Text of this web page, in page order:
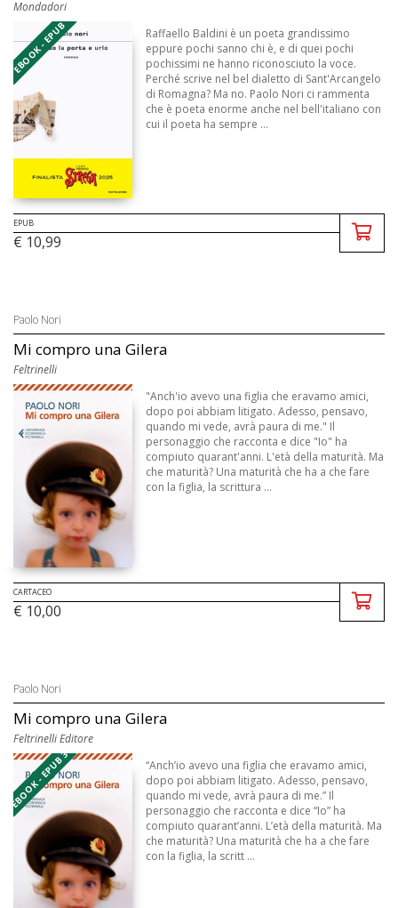
Mondadori
EBOOK - EPUB
Raffaello Baldini è un poeta grandissimo
eppure pochi sanno chi è, e di quei pochi
pochissimi ne hanno riconosciuto la voce.
Perché scrive nel bel dialetto di Sant'Arcangelo
di Romagna? Ma no. Paolo Nori ci rammenta
che è poeta enorme anche nel bell'italiano con
cui il poeta ha sempre ...
EPUB
€ 10,99
Paolo Nori
Mi compro una Gilera
Feltrinelli
"Anch'io avevo una figlia che eravamo amici,
dopo poi abbiam litigato. Adesso, pensavo,
quando mi vede, avrà paura di me." Il
personaggio che racconta e dice "Io" ha
compiuto quarant'anni. L'età della maturità. Ma
che maturità? Una maturità che ha a che fare
con la figlia, la scrittura ...
CARTACEO
€ 10,00
Paolo Nori
Mi compro una Gilera
Feltrinelli Editore
EBOOK - EPUB 3
“Anch’io avevo una figlia che eravamo amici,
dopo poi abbiam litigato. Adesso, pensavo,
quando mi vede, avrà paura di me.” Il
personaggio che racconta e dice “Io” ha
compiuto quarant’anni. L’età della maturità. Ma
che maturità? Una maturità che ha a che fare
con la figlia, la scritt ...